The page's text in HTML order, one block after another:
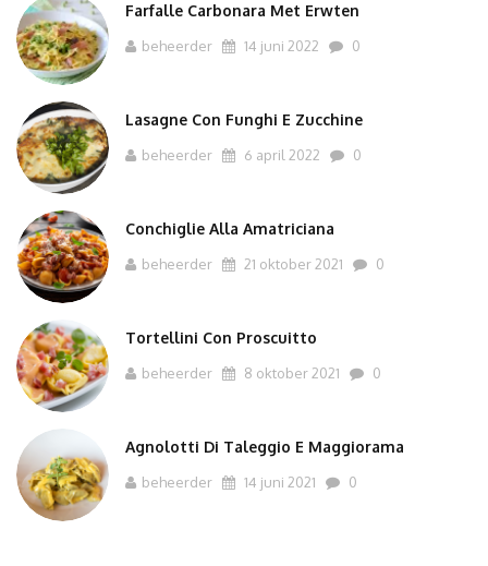
Farfalle Carbonara Met Erwten
beheerder 14 juni 2022 0
Lasagne Con Funghi E Zucchine
beheerder 6 april 2022 0
Conchiglie Alla Amatriciana
beheerder 21 oktober 2021 0
Tortellini Con Proscuitto
beheerder 8 oktober 2021 0
Agnolotti Di Taleggio E Maggiorama
beheerder 14 juni 2021 0